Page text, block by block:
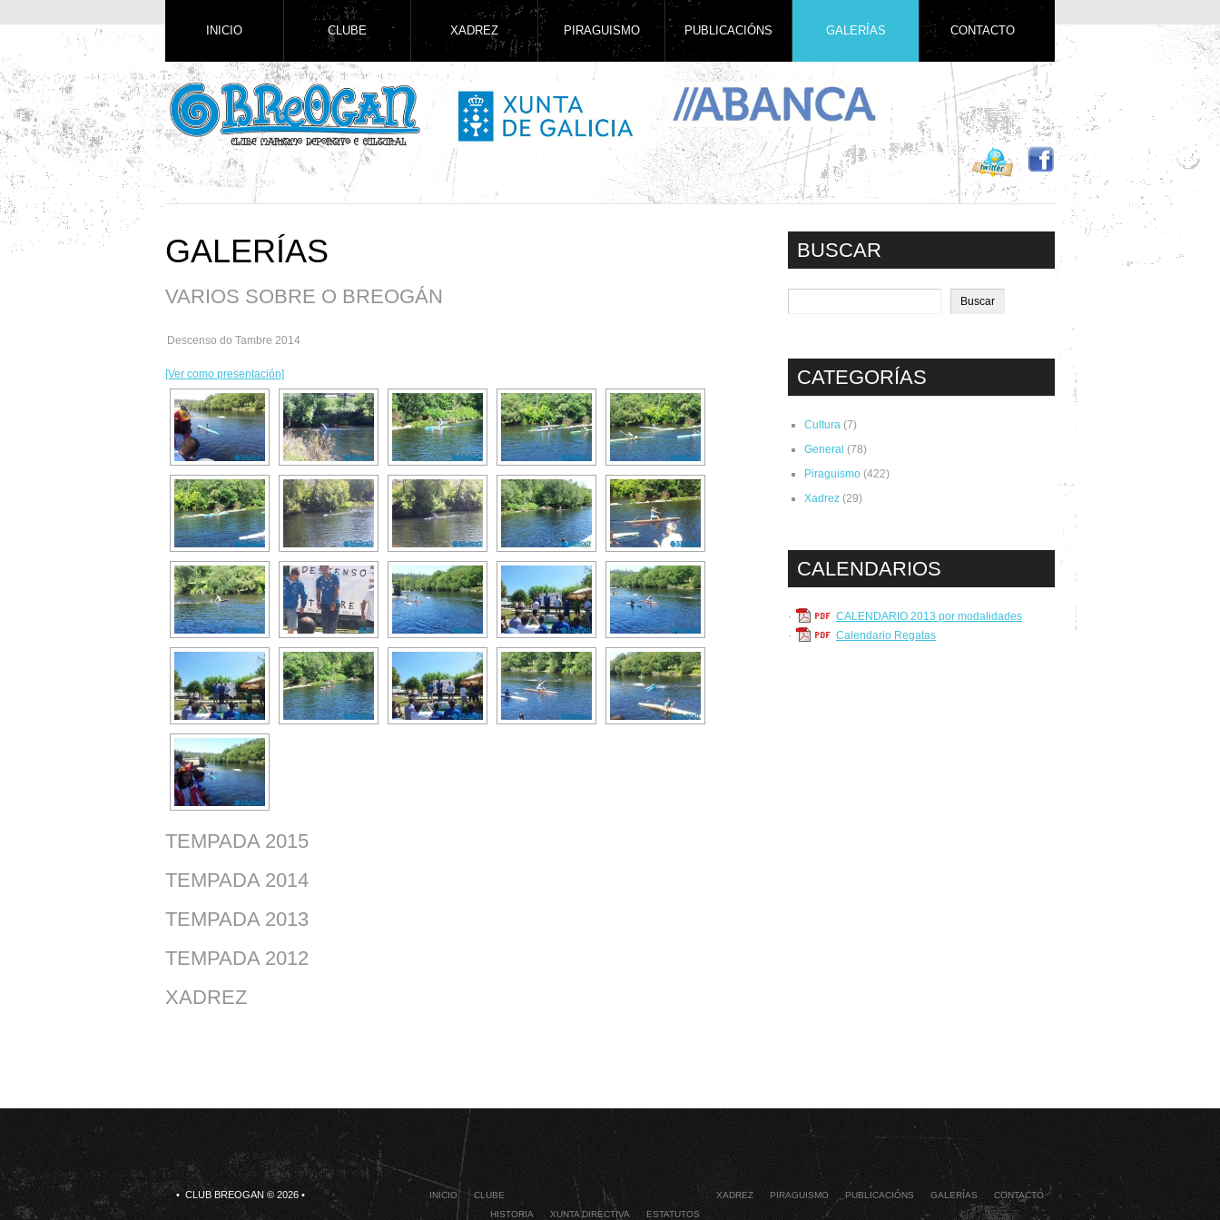
INICIO CLUBE XADREZ PIRAGUISMO PUBLICACIÓNS GALERÍAS CONTACTO
GALERÍAS
VARIOS SOBRE O BREOGÁN
Descenso do Tambre 2014
[Ver como presentación]
TEMPADA 2015
TEMPADA 2014
TEMPADA 2013
TEMPADA 2012
XADREZ
BUSCAR
CATEGORÍAS
Cultura (7)
General (78)
Piraguismo (422)
Xadrez (29)
CALENDARIOS
·
CALENDARIO 2013 por modalidades
·
Calendario Regatas
• CLUB BREOGAN © 2026 • INICIO
CLUBE
HISTORIA
XUNTA DIRECTIVA ESTATUTOS
XADREZ PIRAGUISMO PUBLICACIÓNS GALERÍAS CONTACTO